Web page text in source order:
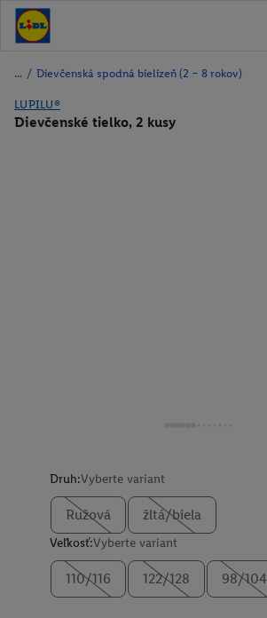
/ Dievčenská spodná bielizeň (2 – 8 rokov)
LUPILU®
Dievčenské tielko, 2 kusy
Druh:Vyberte variant
Ružová žltá/biela
Veľkosť:Vyberte variant
110/116 122/128 98/104